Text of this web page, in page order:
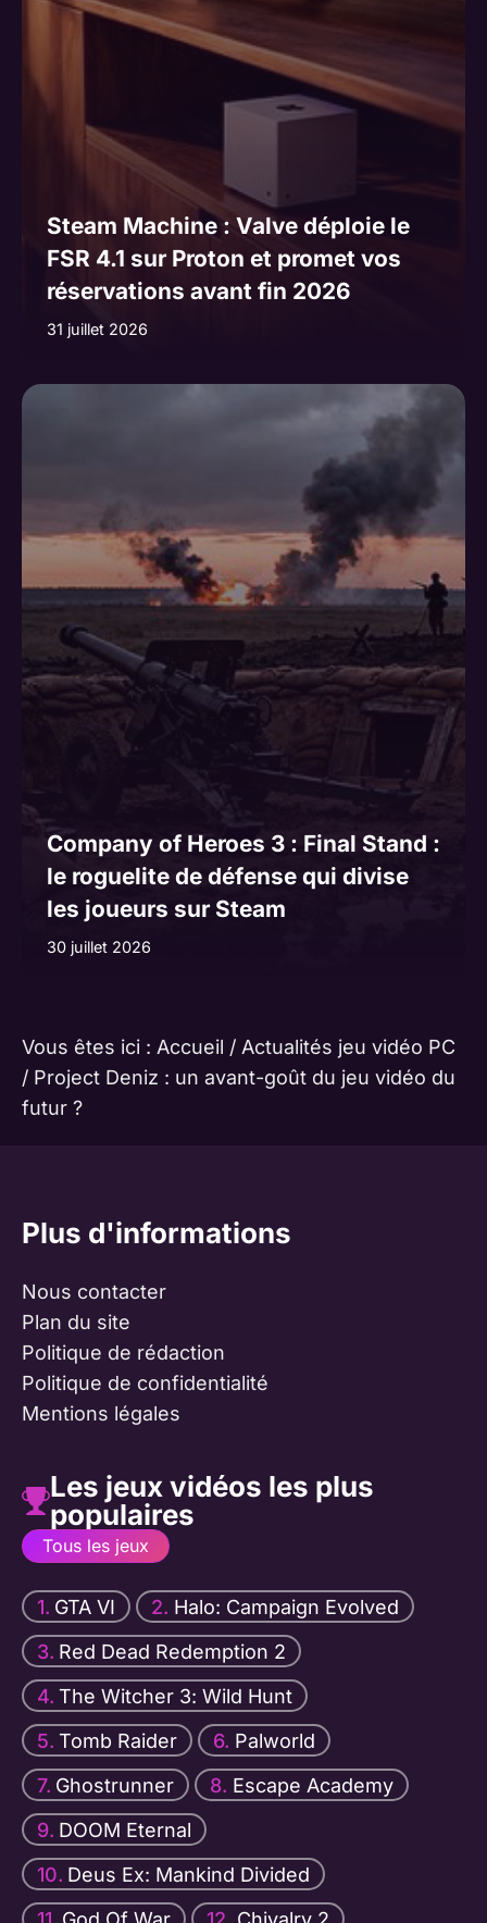
Steam Machine : Valve déploie le
FSR 4.1 sur Proton et promet vos
réservations avant fin 2026
31 juillet 2026
Company of Heroes 3 : Final Stand :
le roguelite de défense qui divise
les joueurs sur Steam
30 juillet 2026
Vous êtes ici : Accueil / Actualités jeu vidéo PC
/ Project Deniz : un avant-goût du jeu vidéo du
futur ?
Plus d'informations
Nous contacter
Plan du site
Politique de rédaction
Politique de confidentialité
Mentions légales
Les jeux vidéos les plus
populaires
Tous les jeux
GTA VI
Halo: Campaign Evolved
Red Dead Redemption 2
The Witcher 3: Wild Hunt
Tomb Raider
Palworld
Ghostrunner
Escape Academy
DOOM Eternal
Deus Ex: Mankind Divided